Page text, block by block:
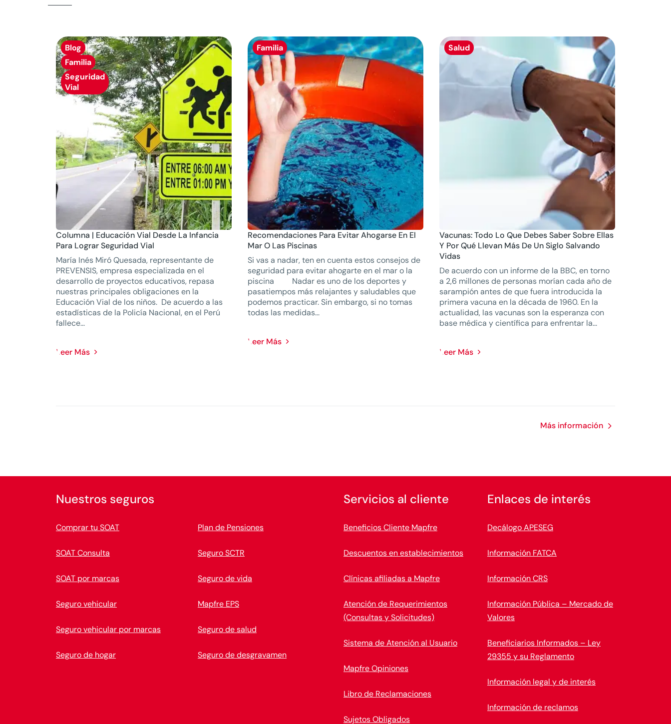
Blog
Familia
Seguridad
Vial
Columna | Educación Vial Desde La Infancia
Para Lograr Seguridad Vial
María Inés Miró Quesada, representante de
PREVENSIS, empresa especializada en el
desarrollo de proyectos educativos, repasa
nuestras principales obligaciones en la
Educación Vial de los niños. De acuerdo a las
estadísticas de la Policía Nacional, en el Perú
fallece...
Leer Más
Familia
Recomendaciones Para Evitar Ahogarse En El
Mar O Las Piscinas
Si vas a nadar, ten en cuenta estos consejos de
seguridad para evitar ahogarte en el mar o la
piscina Nadar es uno de los deportes y
pasatiempos más relajantes y saludables que
podemos practicar. Sin embargo, si no tomas
todas las medidas...
Leer Más
Salud
Vacunas: Todo Lo Que Debes Saber Sobre Ellas
Y Por Qué Llevan Más De Un Siglo Salvando
Vidas
De acuerdo con un informe de la BBC, en torno
a 2,6 millones de personas morían cada año de
sarampión antes de que fuera introducida la
primera vacuna en la década de 1960. En la
actualidad, las vacunas son la esperanza con
base médica y científica para enfrentar la...
Leer Más
Más información
Nuestros seguros
Comprar tu SOAT
SOAT Consulta
SOAT por marcas
Seguro vehicular
Seguro vehicular por marcas
Seguro de hogar
Plan de Pensiones
Seguro SCTR
Seguro de vida
Mapfre EPS
Seguro de salud
Seguro de desgravamen
Servicios al cliente
Beneficios Cliente Mapfre
Descuentos en establecimientos
Clínicas afiliadas a Mapfre
Atención de Requerimientos
(Consultas y Solicitudes)
Sistema de Atención al Usuario
Mapfre Opiniones
Libro de Reclamaciones
Sujetos Obligados
Enlaces de interés
Decálogo APESEG
Información FATCA
Información CRS
Información Pública – Mercado de
Valores
Beneficiarios Informados – Ley
29355 y su Reglamento
Información legal y de interés
Información de reclamos